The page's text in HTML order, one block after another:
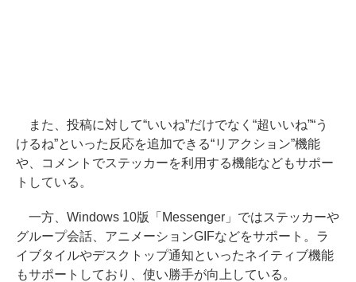
また、投稿に対して“いいね”だけでなく“超いいね”“う
けるね”といった反応を追加できる“リアクション”機能
や、コメントでステッカーを利用する機能などもサポー
トしている。
一方、Windows 10版「Messenger」ではステッカーや
グループ会話、アニメーションGIFなどをサポート。ラ
イブタイルやデスクトップ通知といったネイティブ機能
もサポートしており、使い勝手が向上している。